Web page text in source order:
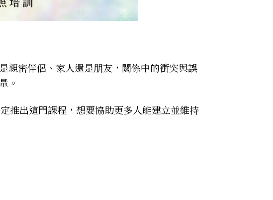
親密伴侶、家人還是朋友，關係中的衝突與誤
。
推出這門課程，想要協助更多人能建立並維持